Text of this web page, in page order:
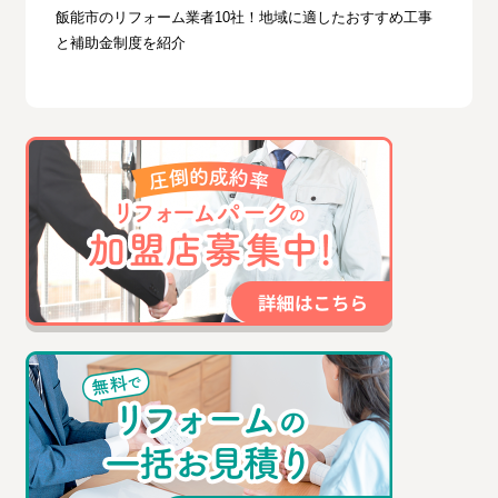
飯能市のリフォーム業者10社！地域に適したおすすめ工事
と補助金制度を紹介